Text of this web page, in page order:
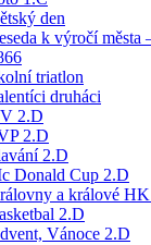
den
k výročí
triatlon
druháci
2.D
2.D
2.D
Donald Cup 2.D
a králové
2.D
Vánoce 2.D